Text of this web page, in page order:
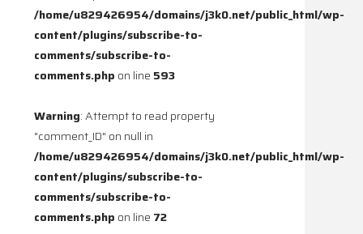
/home/u829426954/domains/j3k0.net/public_html/wp-
content/plugins/subscribe-to-
comments/subscribe-to-
comments.php on line 593
Warning: Attempt to read property
"comment_ID" on null in
/home/u829426954/domains/j3k0.net/public_html/wp-
content/plugins/subscribe-to-
comments/subscribe-to-
comments.php on line 72